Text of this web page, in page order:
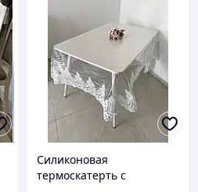
Силиконовая
термоскатерть с